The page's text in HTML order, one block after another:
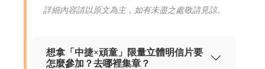
詳細內容請以原文為主，如有未盡之處敬請見諒。
想拿「中捷×頑童」限量立體明信片要
怎麼參加？去哪裡集章？